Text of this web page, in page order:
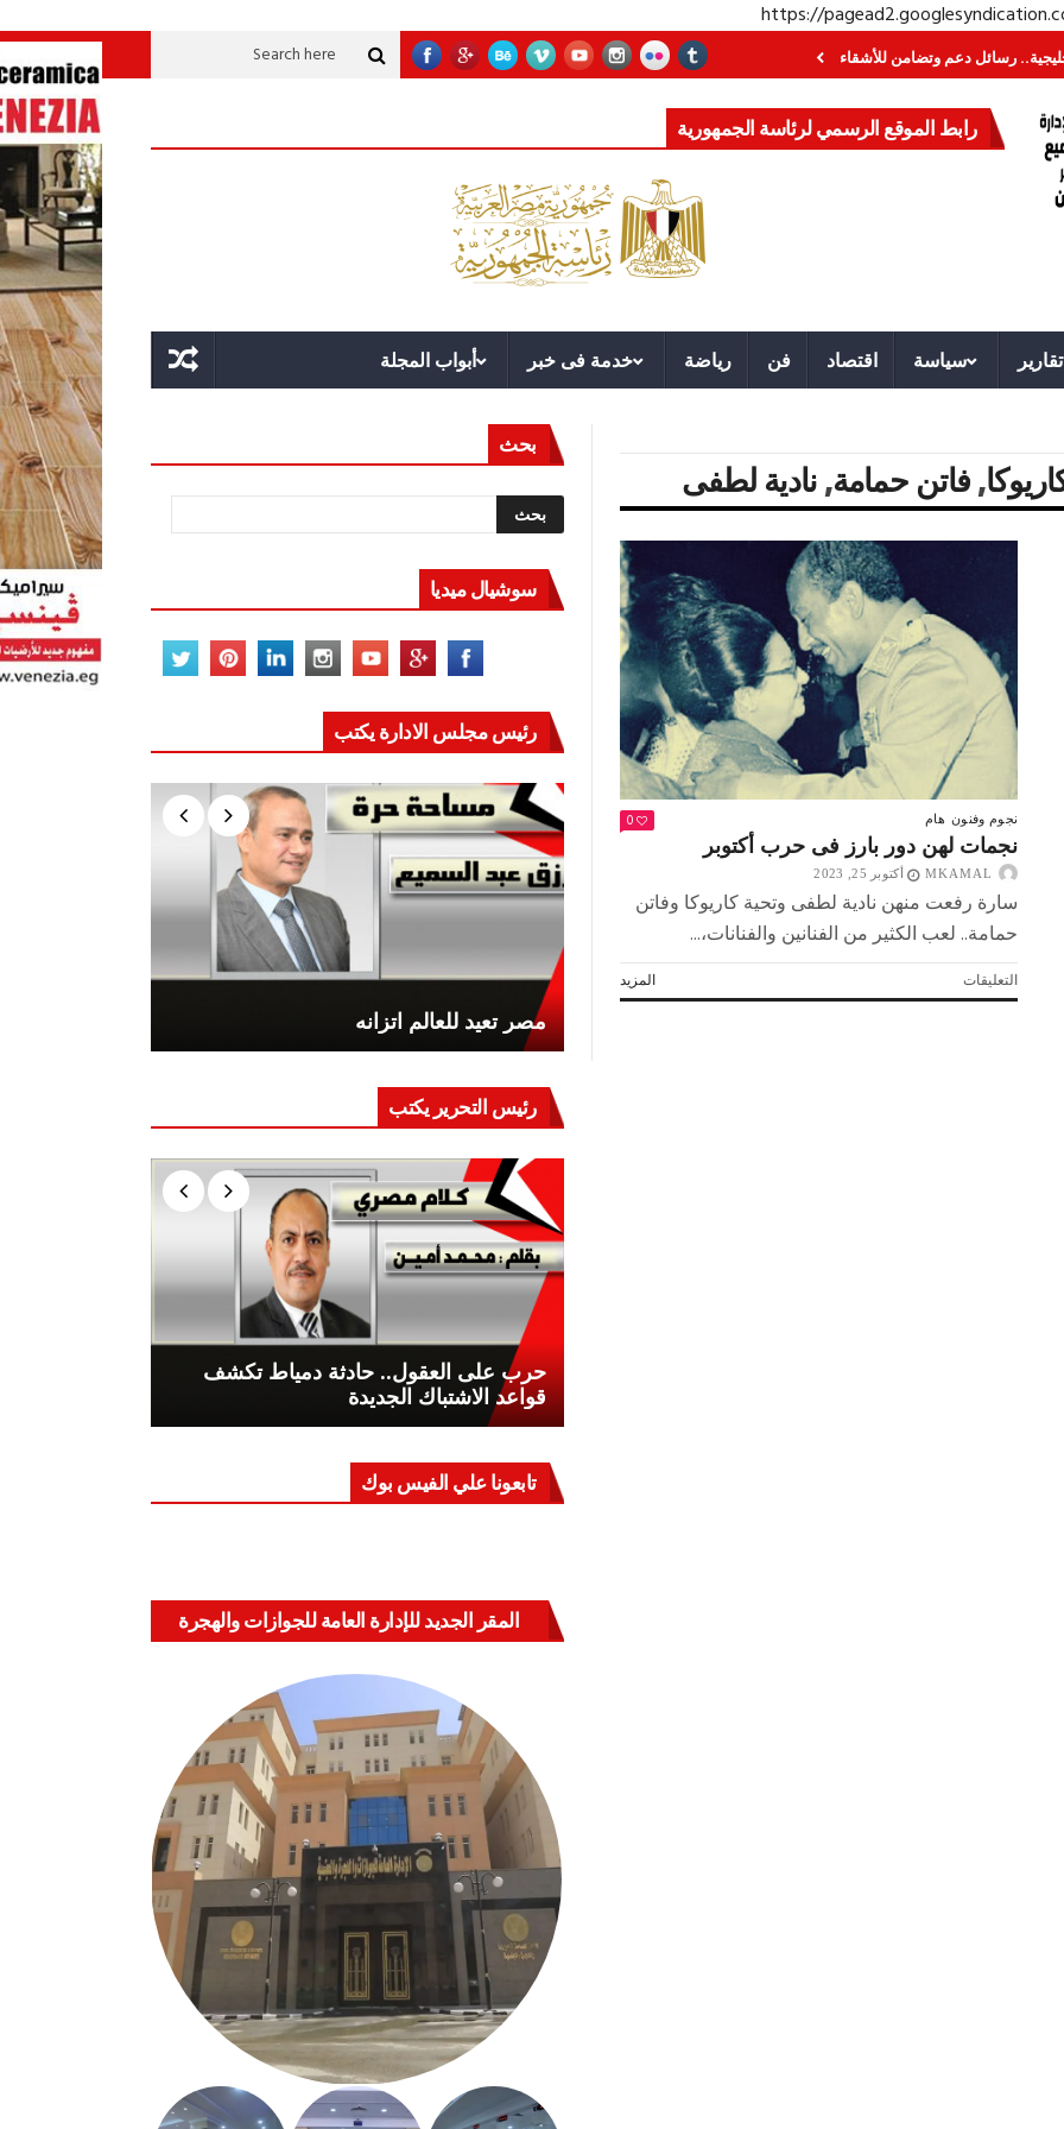
https://
دعم وتضامن للأشقاء جهاز مستقبل مصر نموذجا.. لماذا تُنشئ الدول كيانات تنموية عملاقة؟ قوة الدولة.. عندما يصبح التخطيط خط الدفاع الأول
رابط الموقع الرسمي لرئاسة الجمهورية
تقارير سياسة اقتصاد فن رياضة خدمة فى خبر أبواب المجلة
,فاتن حمامة,نادية لطفى
نجوم وفنون هام 0
نجمات لهن دور بارز فى حرب أكتوبر
MKAMAL أكتوبر 25, 2023
سارة رفعت منهن نادية لطفى وتحية كاريوكا وفاتن
حمامة.. لعب الكثير من الفنانين والفنانات،...
المزيد التعليقاتعلى
نجمات
بحث
سوشيال ميديا
رئيس مجلس الادارة يكتب
مصر تعيد للعالم اتزانه
رئيس التحرير يكتب
حرب على العقول.. حادثة دمياط تكشف
قواعد الاشتباك الجديدة
تابعونا علي الفيس بوك
المقر الجديد للإدارة العامة للجوازات والهجرة